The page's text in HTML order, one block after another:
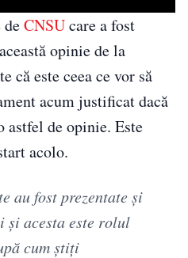
deCNSUcare a fost
opinie de la
că este ceea ce vor să
acum justificat dacă
astfel de opinie. Este
acolo.
au fost prezentate şi
şi acesta este rolul
cum ştiţi